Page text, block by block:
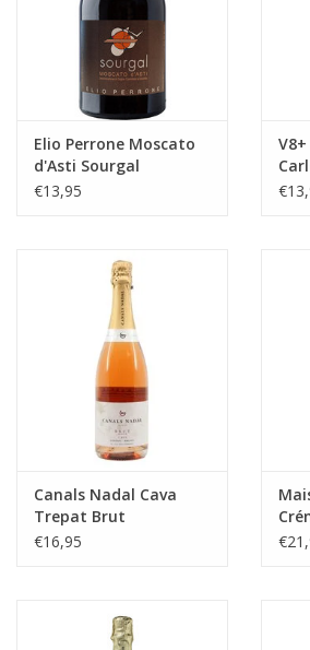
Elio Perrone Moscato
d'Asti Sourgal
€13,95
Canals Nadal Cava
Trepat Brut
€16,95